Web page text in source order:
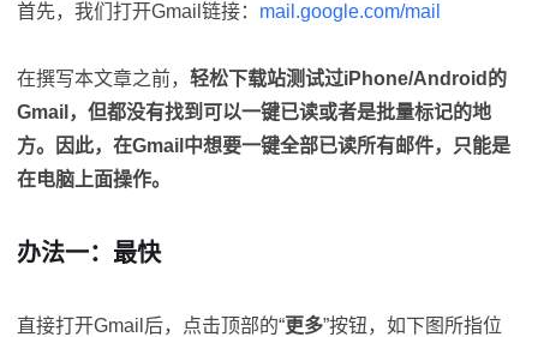
首先，我们打开Gmail链接： mail.google.com/mail
在撰写本文章之前， 轻松下载站测试过iPhone/Android的
Gmail，但都没有找到可以一键已读或者是批量标记的地
方。因此，在Gmail中想要一键全部已读所有邮件，只能是
在电脑上面操作。
办法一：最快
直接打开Gmail后，点击顶部的“更多”按钮，如下图所指位